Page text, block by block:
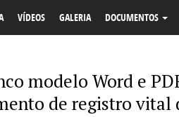
VÍDEOS GALERIA DOCUMENTOS
modelo Word e
de registro vital